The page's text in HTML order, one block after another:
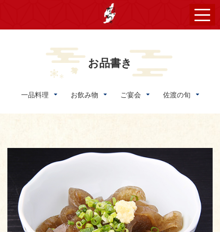
お品書き
一品料理 お飲み物 ご宴会 佐渡の旬